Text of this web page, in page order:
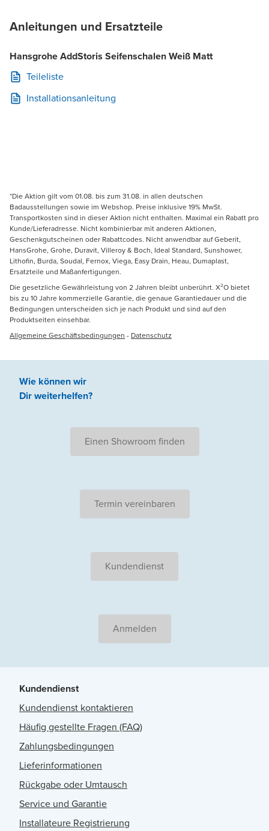
Anleitungen und Ersatzteile
Hansgrohe AddStoris Seifenschalen Weiß Matt
Teileliste
Installationsanleitung
*Die Aktion gilt vom 01.08. bis zum 31.08. in allen deutschen
Badausstellungen sowie im Webshop. Preise inklusive 19% MwSt.
Transportkosten sind in dieser Aktion nicht enthalten. Maximal ein Rabatt pro
Kunde/Lieferadresse. Nicht kombinierbar mit anderen Aktionen,
Geschenkgutscheinen oder Rabattcodes. Nicht anwendbar auf Geberit,
HansGrohe, Grohe, Duravit, Villeroy & Boch, Ideal Standard, Sunshower,
Lithofin, Burda, Soudal, Fernox, Viega, Easy Drain, Heau, Dumaplast,
Ersatzteile und Maßanfertigungen.
Die gesetzliche Gewährleistung von 2 Jahren bleibt unberührt. X²O bietet
bis zu 10 Jahre kommerzielle Garantie, die genaue Garantiedauer und die
Bedingungen unterscheiden sich je nach Produkt und sind auf den
Produktseiten einsehbar.
Allgemeine Geschäftsbedingungen - Datenschutz
Wie können wir
Dir weiterhelfen?
Einen Showroom finden
Termin vereinbaren
Kundendienst
Anmelden
Kundendienst
Kundendienst kontaktieren
Häufig gestellte Fragen (FAQ)
Zahlungsbedingungen
Lieferinformationen
Rückgabe oder Umtausch
Service und Garantie
Installateure Registrierung